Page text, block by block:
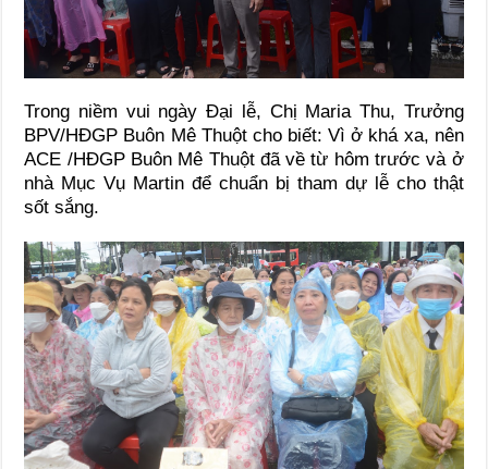
Trong niềm vui ngày Đại lễ, Chị Maria Thu, Trưởng
BPV/HĐGP Buôn Mê Thuột cho biết: Vì ở khá xa, nên
ACE /HĐGP Buôn Mê Thuột đã về từ hôm trước và ở
nhà Mục Vụ Martin để chuẩn bị tham dự lễ cho thật
sốt sắng.